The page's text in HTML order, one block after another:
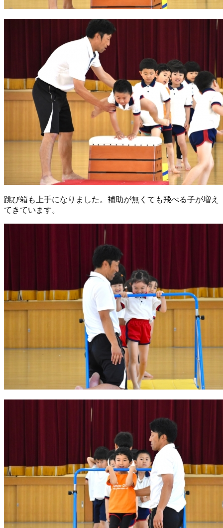
跳び箱も上手になりました。補助が無くても飛べる子が増え
てきています。